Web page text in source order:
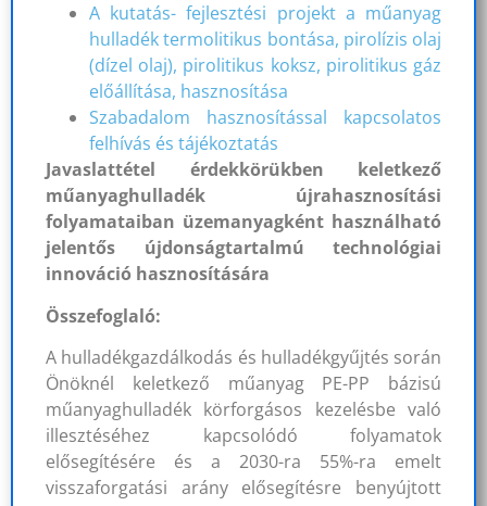
A kutatás- fejlesztési projekt a műanyag
hulladék termolitikus bontása, pirolízis olaj
(dízel olaj), pirolitikus koksz, pirolitikus gáz
előállítása, hasznosítása
Szabadalom hasznosítással kapcsolatos
felhívás és tájékoztatás
Javaslattétel érdekkörükben keletkező
műanyaghulladék újrahasznosítási
folyamataiban üzemanyagként használható
jelentős újdonságtartalmú technológiai
innováció hasznosítására
Összefoglaló:
A hulladékgazdálkodás és hulladékgyűjtés során
Önöknél keletkező műanyag PE-PP bázisú
műanyaghulladék körforgásos kezelésbe való
illesztéséhez kapcsolódó folyamatok
elősegítésére és a 2030-ra 55%-ra emelt
visszaforgatási arány elősegítésre benyújtott